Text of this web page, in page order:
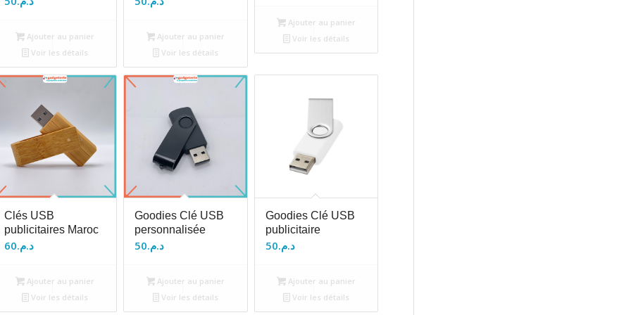
Ajouter au panier
Voir les détails
Ajouter au panier
Voir les détails
Ajouter au panier
Voir les détails
Clés USB
publicitaires Maroc
د.م.60
Ajouter au panier
Voir les détails
Goodies Clé USB
personnalisée
د.م.50
Ajouter au panier
Voir les détails
Goodies Clé USB
publicitaire
د.م.50
Ajouter au panier
Voir les détails